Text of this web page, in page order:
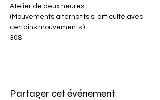
Atelier de deux heures.
(Mouvements alternatifs si difficulté avec
certains mouvements.)
30$
Partager cet événement